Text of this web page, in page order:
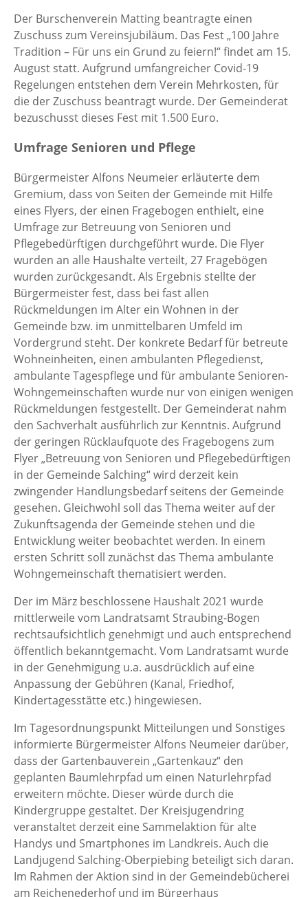
Der Burschenverein Matting beantragte einen
Zuschuss zum Vereinsjubiläum. Das Fest „100 Jahre
Tradition – Für uns ein Grund zu feiern!“ findet am 15.
August statt. Aufgrund umfangreicher Covid-19
Regelungen entstehen dem Verein Mehrkosten, für
die der Zuschuss beantragt wurde. Der Gemeinderat
bezuschusst dieses Fest mit 1.500 Euro.
Umfrage Senioren und Pflege
Bürgermeister Alfons Neumeier erläuterte dem
Gremium, dass von Seiten der Gemeinde mit Hilfe
eines Flyers, der einen Fragebogen enthielt, eine
Umfrage zur Betreuung von Senioren und
Pflegebedürftigen durchgeführt wurde. Die Flyer
wurden an alle Haushalte verteilt, 27 Fragebögen
wurden zurückgesandt. Als Ergebnis stellte der
Bürgermeister fest, dass bei fast allen
Rückmeldungen im Alter ein Wohnen in der
Gemeinde bzw. im unmittelbaren Umfeld im
Vordergrund steht. Der konkrete Bedarf für betreute
Wohneinheiten, einen ambulanten Pflegedienst,
ambulante Tagespflege und für ambulante Senioren-
Wohngemeinschaften wurde nur von einigen wenigen
Rückmeldungen festgestellt. Der Gemeinderat nahm
den Sachverhalt ausführlich zur Kenntnis. Aufgrund
der geringen Rücklaufquote des Fragebogens zum
Flyer „Betreuung von Senioren und Pflegebedürftigen
in der Gemeinde Salching“ wird derzeit kein
zwingender Handlungsbedarf seitens der Gemeinde
gesehen. Gleichwohl soll das Thema weiter auf der
Zukunftsagenda der Gemeinde stehen und die
Entwicklung weiter beobachtet werden. In einem
ersten Schritt soll zunächst das Thema ambulante
Wohngemeinschaft thematisiert werden.
Der im März beschlossene Haushalt 2021 wurde
mittlerweile vom Landratsamt Straubing-Bogen
rechtsaufsichtlich genehmigt und auch entsprechend
öffentlich bekanntgemacht. Vom Landratsamt wurde
in der Genehmigung u.a. ausdrücklich auf eine
Anpassung der Gebühren (Kanal, Friedhof,
Kindertagesstätte etc.) hingewiesen.
Im Tagesordnungspunkt Mitteilungen und Sonstiges
informierte Bürgermeister Alfons Neumeier darüber,
dass der Gartenbauverein „Gartenkauz“ den
geplanten Baumlehrpfad um einen Naturlehrpfad
erweitern möchte. Dieser würde durch die
Kindergruppe gestaltet. Der Kreisjugendring
veranstaltet derzeit eine Sammelaktion für alte
Handys und Smartphones im Landkreis. Auch die
Landjugend Salching-Oberpiebing beteiligt sich daran.
Im Rahmen der Aktion sind in der Gemeindebücherei
am Reichenederhof und im Bürgerhaus